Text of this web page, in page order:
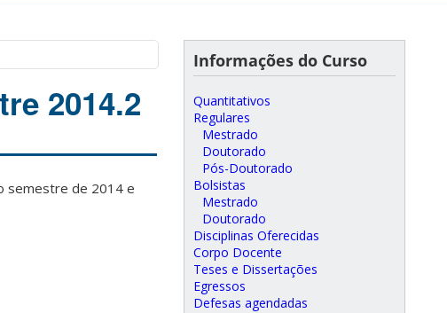
2014.2
semestre de 2014 e
Informações do Curso
Quantitativos
Regulares
Mestrado
Doutorado
Pós-Doutorado
Bolsistas
Mestrado
Doutorado
Disciplinas Oferecidas
Corpo Docente
Teses e Dissertações
Egressos
Defesas agendadas